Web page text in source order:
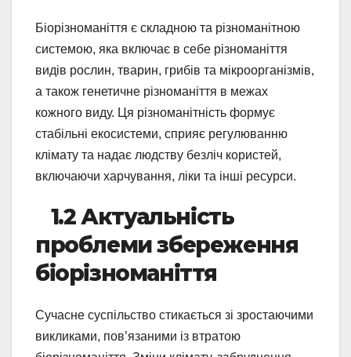
Біорізноманіття є складною та різноманітною
системою, яка включає в себе різноманіття
видів рослин, тварин, грибів та мікроорганізмів,
а також генетичне різноманіття в межах
кожного виду. Ця різноманітність формує
стабільні екосистеми, сприяє регулюванню
клімату та надає людству безліч користей,
включаючи харчування, ліки та інші ресурси.
1.2 Актуальність
проблеми збереження
біорізноманіття
Сучасне суспільство стикається зі зростаючими
викликами, пов’язаними із втратою